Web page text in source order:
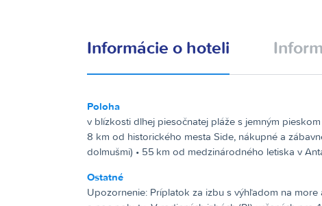
Informácie o hoteli
Poloha
v blízkosti dlhej piesočnatej pláže s jemným
8 km od historického mesta Side, nákupné a
dolmušmi) • 55 km od medzinárodného letiska v
Ostatné
Upozornenie: